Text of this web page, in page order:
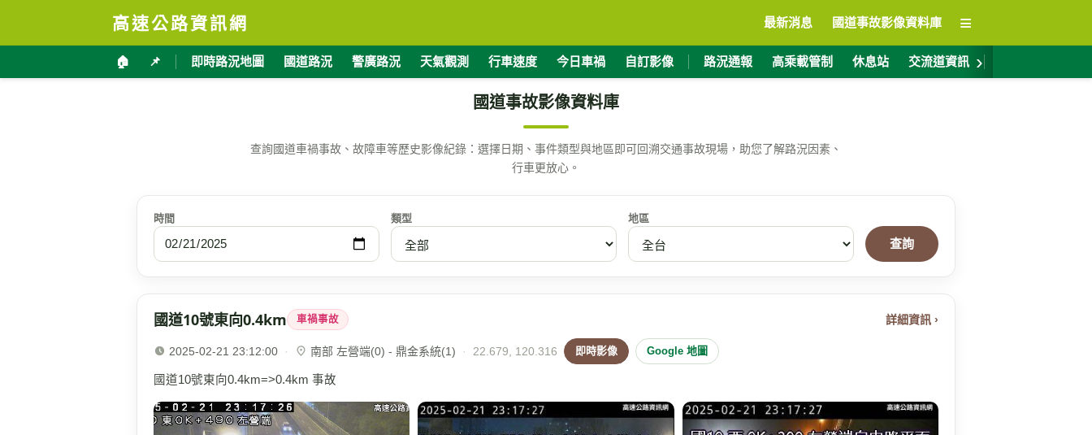
高速公路資訊網 最新消息 國道事故影像資料庫 ≡
🏠 📌 即時路況地圖 國道路況 警廣路況 天氣觀測 行車速度 今日車禍 自訂影像 路況通報 高乘載管制 休息站 交流道資訊 ›
國道事故影像資料庫
查詢國道車禍事故、故障車等歷史影像紀錄：選擇日期、事件類型與地區即可回溯交通事故現場，助您了解路況因素、
行車更放心。
時間 類型 地區
查詢
國道10號東向0.4km 車禍事故 詳細資訊 ›
2025-02-21 23:12:00 · 南部 左營端(0) - 鼎金系統(1) · 22.679, 120.316 即時影像 Google 地圖
國道10號東向0.4km=>0.4km 事故